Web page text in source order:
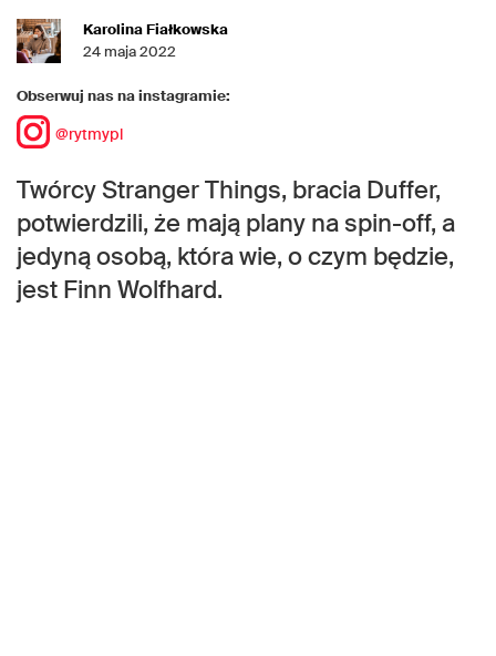
Karolina Fiałkowska
24 maja 2022
Obserwuj nas na instagramie:
@rytmypl
Twórcy Stranger Things, bracia Duffer,
potwierdzili, że mają plany na spin-off, a
jedyną osobą, która wie, o czym będzie,
jest Finn Wolfhard.